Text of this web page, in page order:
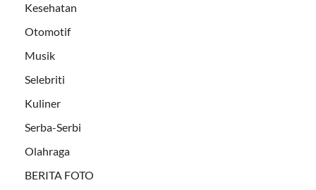
Kesehatan
Otomotif
Musik
Selebriti
Kuliner
Serba-Serbi
Olahraga
BERITA FOTO